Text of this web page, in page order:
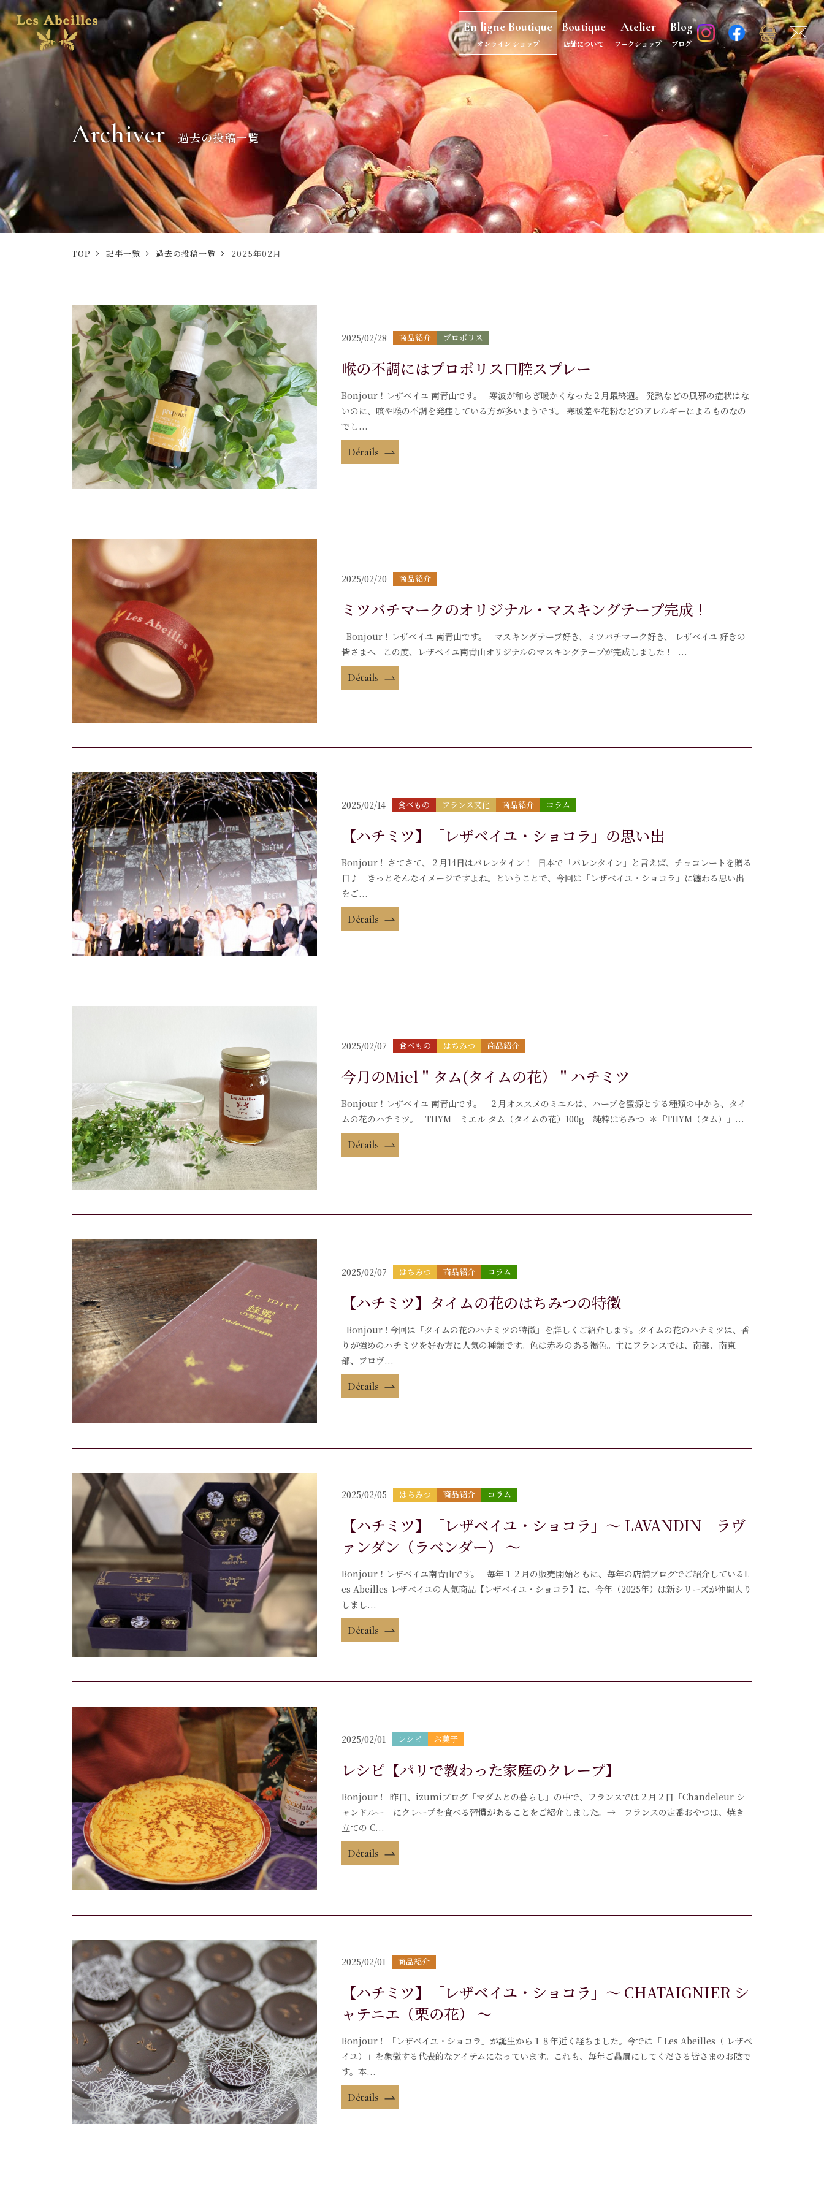
En ligne Boutique
オンライン ショップ
Boutique
店舗について
Atelier
ワークショップ
Blog
ブログ
Archiver 過去の投稿一覧
TOP 記事一覧 過去の投稿一覧 2025年02月
2025/02/28 商品紹介 プロポリス
喉の不調にはプロポリス口腔スプレー
Bonjour！レザベイユ 南青山です。 寒波が和らぎ暖かくなった２月最終週。 発熱などの風邪の症状はな
いのに、咳や喉の不調を発症している方が多いようです。 寒暖差や花粉などのアレルギーによるものなの
でし...
Détails
2025/02/20 商品紹介
ミツバチマークのオリジナル・マスキングテープ完成！
Bonjour！レザベイユ 南青山です。 マスキングテープ好き、ミツバチマーク好き、 レザベイユ 好きの
皆さまへ この度、レザベイユ南青山オリジナルのマスキングテープが完成しました！ ...
Détails
2025/02/14 食べもの フランス文化 商品紹介 コラム
【ハチミツ】「レザベイユ・ショコラ」の思い出
Bonjour ! さてさて、２月14日はバレンタイン！ 日本で「バレンタイン」と言えば、チョコレートを贈る
日♪ きっとそんなイメージですよね。ということで、今回は「レザベイユ・ショコラ」に纏わる思い出
をご...
Détails
2025/02/07 食べもの はちみつ 商品紹介
今月のMiel＂タム(タイムの花）＂ハチミツ
Bonjour！レザベイユ 南青山です。 ２月オススメのミエルは、ハーブを蜜源とする種類の中から、タイ
ムの花のハチミツ。 THYM ミエル タム（タイムの花）100g 純粋はちみつ ＊「THYM（タム）」...
Détails
2025/02/07 はちみつ 商品紹介 コラム
【ハチミツ】タイムの花のはちみつの特徴
Bonjour ! 今回は「タイムの花のハチミツの特徴」を詳しくご紹介します。タイムの花のハチミツは、香
りが強めのハチミツを好む方に人気の種類です。色は赤みのある褐色。主にフランスでは、南部、南東
部、プロヴ...
Détails
2025/02/05 はちみつ 商品紹介 コラム
【ハチミツ】「レザベイユ・ショコラ」～ LAVANDIN ラヴ
ァンダン（ラベンダー） ～
Bonjour！レザベイユ南青山です。 毎年１２月の販売開始ともに、毎年の店舗ブログでご紹介しているL
es Abeilles レザベイユの人気商品【レザベイユ・ショコラ】に、今年（2025年）は新シリーズが仲間入り
しまし...
Détails
2025/02/01 レシピ お菓子
レシピ【パリで教わった家庭のクレープ】
Bonjour ! 昨日、izumiブログ「マダムとの暮らし」の中で、フランスでは２月２日「Chandeleur シ
ャンドルー」にクレープを食べる習慣があることをご紹介しました。→ フランスの定番おやつは、焼き
立ての C...
Détails
2025/02/01 商品紹介
【ハチミツ】「レザベイユ・ショコラ」～ CHATAIGNIER シ
ャテニエ（栗の花） ～
Bonjour ! 「レザベイユ・ショコラ」が誕生から１８年近く経ちました。今では「 Les Abeilles（ レザベ
イユ）」を象徴する代表的なアイテムになっています。これも、毎年ご贔屓にしてくださる皆さまのお陰で
す。本...
Détails